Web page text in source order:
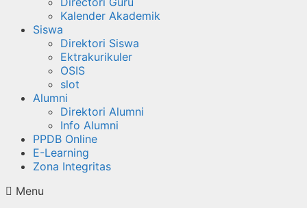
Kalender Akademik
Siswa
Direktori Siswa
Ektrakurikuler
OSIS
slot
Alumni
Direktori Alumni
Info Alumni
PPDB Online
E-Learning
Zona Integritas
Menu